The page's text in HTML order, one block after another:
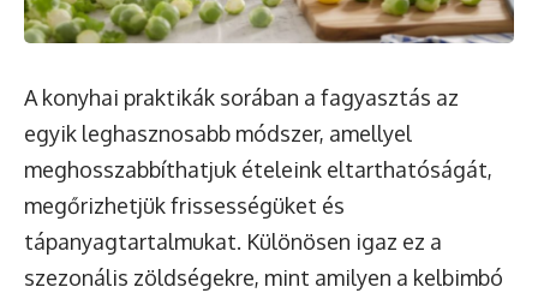
A konyhai praktikák sorában a fagyasztás az
egyik leghasznosabb módszer, amellyel
meghosszabbíthatjuk ételeink eltarthatóságát,
megőrizhetjük frissességüket és
tápanyagtartalmukat. Különösen igaz ez a
szezonális zöldségekre, mint amilyen a kelbimbó